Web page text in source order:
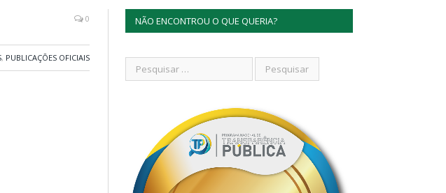
0
, PUBLICAÇÕES OFICIAIS
NÃO ENCONTROU O QUE QUERIA?